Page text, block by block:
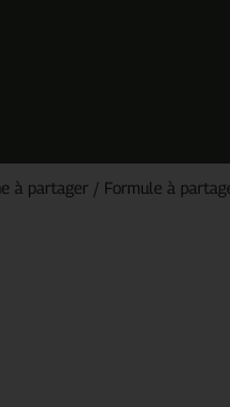
à partager / Formule à